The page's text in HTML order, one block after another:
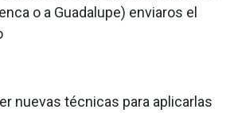
o a Guadalupe) enviaros el
nuevas técnicas para aplicarlas